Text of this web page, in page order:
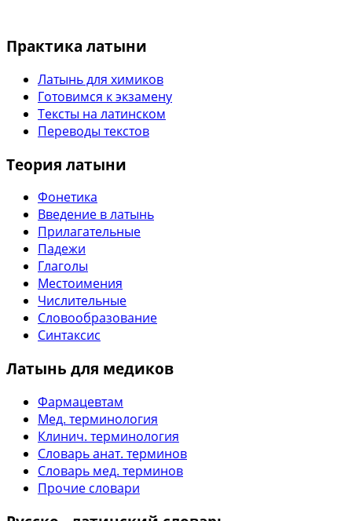
Практика латыни
Латынь для химиков
Готовимся к экзамену
Тексты на латинском
Переводы текстов
Теория латыни
Фонетика
Введение в латынь
Прилагательные
Падежи
Глаголы
Местоимения
Числительные
Словообразование
Синтаксис
Латынь для медиков
Фармацевтам
Мед. терминология
Клинич. терминология
Словарь анат. терминов
Словарь мед. терминов
Прочие словари